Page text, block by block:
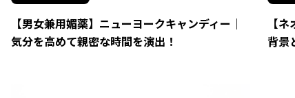
【男女兼用媚薬】ニューヨークキャンディー｜
気分を高めて親密な時間を演出！
【
背景